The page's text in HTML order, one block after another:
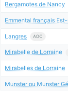
Bergamotes de Nancy
Emmental français
Langres AOC
Mirabelle de Lorraine
Mirabelles de Lorraine
Munster ou Munster